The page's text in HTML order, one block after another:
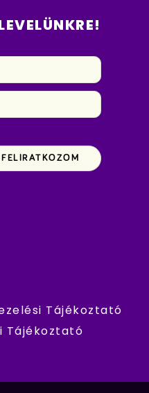
Tájékoztató
Tájékoztató